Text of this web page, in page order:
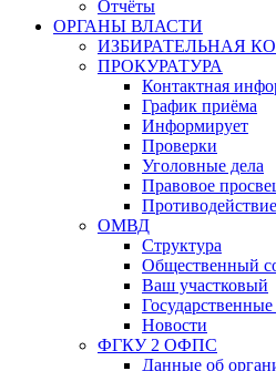
Отчёты
ОРГАНЫ ВЛАСТИ
ИЗБИРАТЕЛЬНАЯ
ПРОКУРАТУРА
Контактная
График приёма
Информирует
Проверки
Уголовные дела
Правовое
ОМВД
Структура
Общественный
Ваш участковый
Государственные
Новости
ФГКУ 2 ОФПС
Данные об